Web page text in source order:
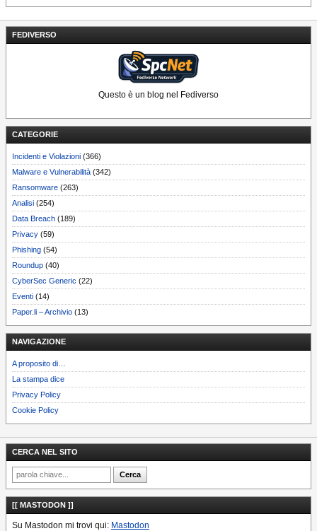
FEDIVERSO
Questo è un blog nel Fediverso
CATEGORIE
Incidenti e Violazioni (366)
Malware e Vulnerabilità (342)
Ransomware (263)
Analisi (254)
Data Breach (189)
Privacy (59)
Phishing (54)
Roundup (40)
CyberSec Generic (22)
Eventi (14)
Paper.li – Archivio (13)
NAVIGAZIONE
A proposito di…
La stampa dice
Privacy Policy
Cookie Policy
CERCA NEL SITO
[[ MASTODON ]]
Su Mastodon mi trovi qui: Mastodon